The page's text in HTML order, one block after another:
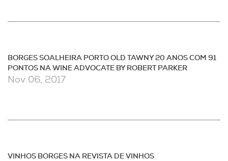
BORGES SOALHEIRA PORTO OLD TAWNY 20 ANOS COM 91
PONTOS NA WINE ADVOCATE BY ROBERT PARKER
Nov 06, 2017
VINHOS BORGES NA REVISTA DE VINHOS